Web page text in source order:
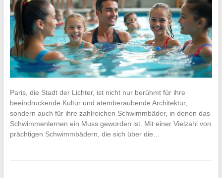
Paris, die Stadt der Lichter, ist nicht nur berühmt für ihre
beeindruckende Kultur und atemberaubende Architektur,
sondern auch für ihre zahlreichen Schwimmbäder, in denen das
Schwimmenlernen ein Muss geworden ist. Mit einer Vielzahl von
prächtigen Schwimmbädern, die sich über die…